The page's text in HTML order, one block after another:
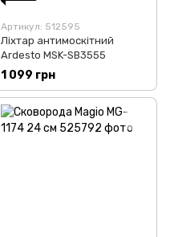
Артикул: 512595
Ліхтар антимоскітний
Ardesto MSK-SB3555
1 099 грн